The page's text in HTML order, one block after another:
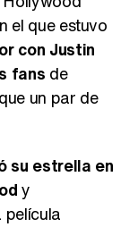
el que estuvo
con Justin
fans de
un par de
su estrella en
y
película